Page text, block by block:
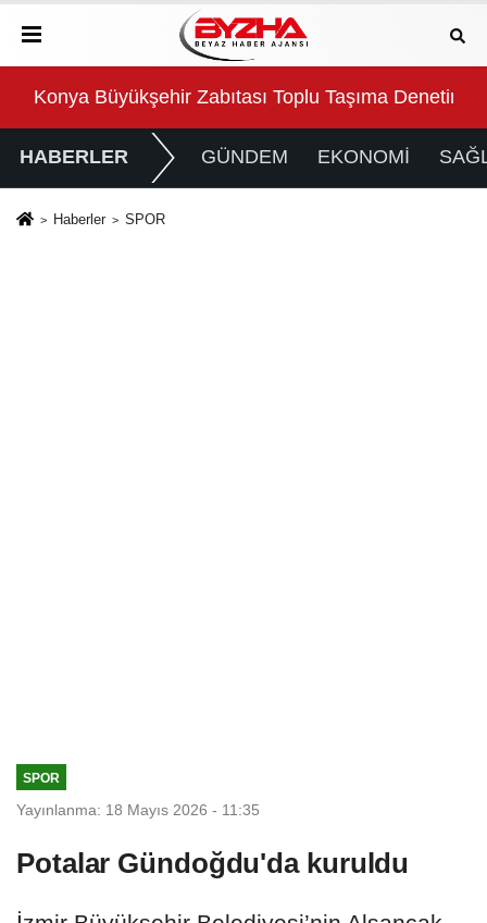
Sürdürüyor
2 milyona yakın aday bu testi çözdü…
HABERLER GÜNDEM EKONOMİ
Haberler SPOR
SPOR
Yayınlanma: 18 Mayıs 2026 - 11:35
Potalar Gündoğdu'da kuruldu